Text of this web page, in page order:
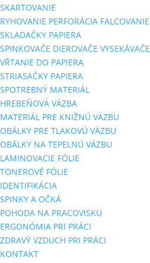
SKARTOVANIE
RYHOVANIE PERFORÁCIA FALCOVANIE
SKLADAČKY PAPIERA
SPINKOVAČE DIEROVAČE VYSEKÁVAČE
VŔTANIE DO PAPIERA
STRIASAČKY PAPIERA
SPOTREBNÝ MATERIÁL
HREBEŇOVÁ VÄZBA
MATERIÁL PRE KNIŽNÚ VÄZBU
OBÁLKY PRE TLAKOVÚ VÄZBU
OBÁLKY NA TEPELNÚ VÄZBU
LAMINOVACIE FÓLIE
TONEROVÉ FÓLIE
IDENTIFIKÁCIA
SPINKY A OČKÁ
POHODA NA PRACOVISKU
ERGONÓMIA PRI PRÁCI
ZDRAVÝ VZDUCH PRI PRÁCI
KONTAKT